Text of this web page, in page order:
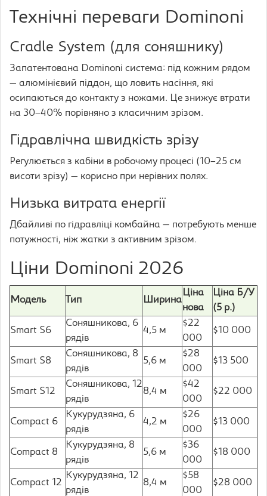
Технічні переваги Dominoni
Cradle System (для соняшнику)
Запатентована Dominoni система: під кожним рядом
— алюмінієвий піддон, що ловить насіння, які
осипаються до контакту з ножами. Це знижує втрати
на 30–40% порівняно з класичним зрізом.
Гідравлічна швидкість зрізу
Регулюється з кабіни в робочому процесі (10–25 см
висоти зрізу) — корисно при нерівних полях.
Низька витрата енергії
Дбайливі по гідравліці комбайна — потребують менше
потужності, ніж жатки з активним зрізом.
Ціни Dominoni 2026
Модель Тип Ширина
Ціна
нова
Ціна Б/У
(5 р.)
Smart S6
Соняшникова, 6
рядів
4,5 м
$22
000
$10 000
Smart S8
Соняшникова, 8
рядів
5,6 м
$28
000
$13 500
Smart S12
Соняшникова, 12
рядів
8,4 м
$42
000
$22 000
Compact 6
Кукурудзяна, 6
рядів
4,2 м
$26
000
$13 000
Compact 8
Кукурудзяна, 8
рядів
5,6 м
$36
000
$18 000
Compact 12
Кукурудзяна, 12
рядів
8,4 м
$58
000
$28 000